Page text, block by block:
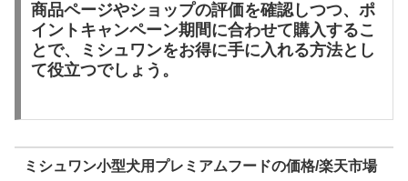
商品ページやショップの評価を確認しつつ、ポ
イントキャンペーン期間に合わせて購入するこ
とで、ミシュワンをお得に手に入れる方法とし
て役立つでしょう。
ミシュワン小型犬用プレミアムフードの価格/楽天市場